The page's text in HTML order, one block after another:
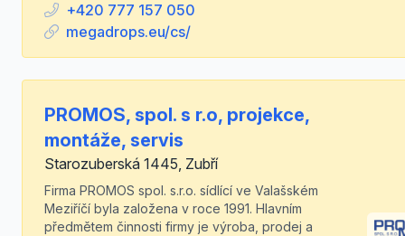
+420 777 157 050
megadrops.eu/cs/
PROMOS, spol. s r.o, projekce,
montáže, servis
Starozuberská 1445, Zubří
Firma PROMOS spol. s.r.o. sídlící ve Valašském
Meziříčí byla založena v roce 1991. Hlavním
předmětem činnosti firmy je výroba, prodej a